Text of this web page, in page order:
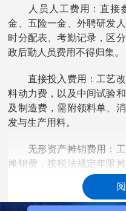
人员人工费用：直接
金、五险一金、外聘研发
时分配表、考勤记录，区
政后勤人员费用不得归集。
直接投入费用：工艺改
料动力费，以及中间试验
及制造费，需附领料单、
发与生产用料。
无形资产摊销费用：工
摊销费，按税法规定年限
摊销计算表，与生产共用
其他相关费用：工艺改